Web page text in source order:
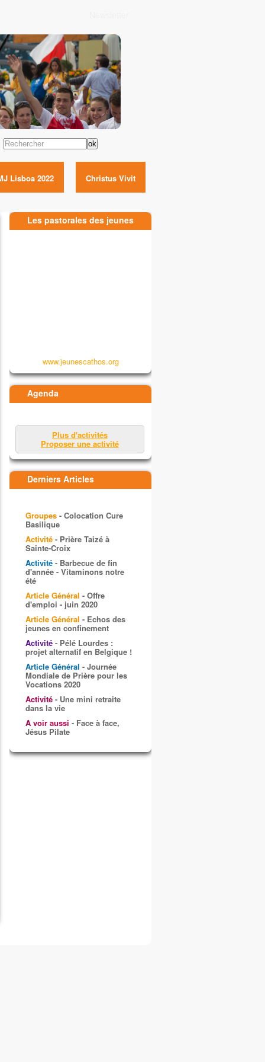
Rechercher
Lisboa 2022 Christus Vivit
Les pastorales des jeunes
www.jeunescathos.org
Agenda
Plus d'activités
Proposer une activité
Derniers Articles
Groupes - Colocation Cure
Basilique
Activité - Prière Taizé à
Sainte-Croix
Activité - Barbecue de fin
d'année - Vitaminons notre
été
Article Général - Offre
d'emploi - juin 2020
Article Général - Echos des
jeunes en confinement
Activité - Pélé Lourdes :
projet alternatif en Belgique !
Article Général - Journée
Mondiale de Prière pour les
Vocations 2020
Activité - Une mini retraite
dans la vie
A voir aussi - Face à face,
Jésus Pilate